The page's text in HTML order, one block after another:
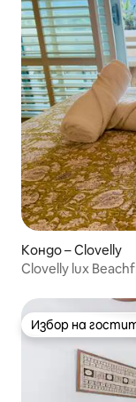
Кондо – Clovelly
Clovelly lux
Избор на
Избор на